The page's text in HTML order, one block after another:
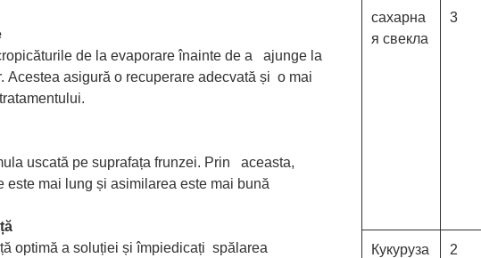
de la evaporare înainte de a ajunge la
Acestea asigură o recuperare adecvată și o mai
uscată pe suprafața frunzei. Prin aceasta,
este mai lung și asimilarea este mai bună
optimă a soluției și împiedicați spălarea
сахарна
я свекла
3
Кукуруза 2